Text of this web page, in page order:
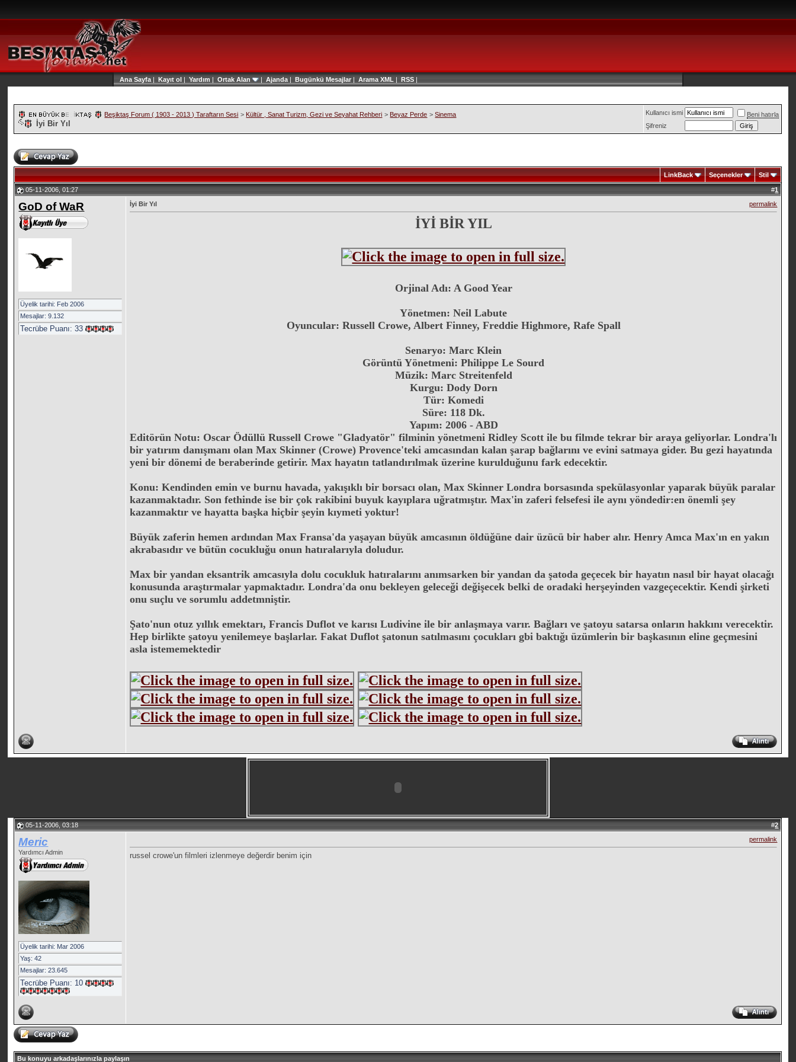
Ana Sayfa | Kayıt ol | Yardım | Ortak Alan | Ajanda | Bugünkü Mesajlar| Arama XML | RSS |
Beşiktaş Forum ( 1903 - 2013 ) Taraftarın Sesi > Kültür , Sanat Turizm, Gezi ve Seyahat Rehberi > Beyaz Perde >Sinema
İyi Bir Yıl
Kullanıcı ismi
Beni hatırla
Şifreniz
LinkBack Seçenekler Stil
05-11-2006, 01:27 #1
GoD of WaR
Üyelik tarihi: Feb 2006
Mesajlar: 9.132
Tecrübe Puanı:33
İyi Bir Yıl permalink
İYİ BİR YIL
Orjinal Adı: A Good Year
Yönetmen: Neil Labute
Oyuncular: Russell Crowe, Albert Finney, Freddie Highmore, Rafe Spall
Senaryo: Marc Klein
Görüntü Yönetmeni: Philippe Le Sourd
Müzik: Marc Streitenfeld
Kurgu: Dody Dorn
Tür: Komedi
Süre: 118 Dk.
Yapım: 2006 - ABD
Editörün Notu: Oscar Ödüllü Russell Crowe "Gladyatör" filminin yönetmeni Ridley Scott ile bu filmde tekrar bir araya geliyorlar. Londra'lı
bir yatırım danışmanı olan Max Skinner (Crowe) Provence'teki amcasından kalan şarap bağlarını ve evini satmaya gider. Bu gezi hayatında
yeni bir dönemi de beraberinde getirir. Max hayatın tatlandırılmak üzerine kurulduğunu fark edecektir.
Konu: Kendinden emin ve burnu havada, yakışıklı bir borsacı olan, Max Skinner Londra borsasında spekülasyonlar yaparak büyük paralar
kazanmaktadır. Son fethinde ise bir çok rakibini buyuk kayıplara uğratmıştır. Max'in zaferi felsefesi ile aynı yöndedir:en önemli şey
kazanmaktır ve hayatta başka hiçbir şeyin kıymeti yoktur!
Büyük zaferin hemen ardından Max Fransa'da yaşayan büyük amcasının öldüğüne dair üzücü bir haber alır. Henry Amca Max'ın en yakın
akrabasıdır ve bütün cocukluğu onun hatıralarıyla doludur.
Max bir yandan eksantrik amcasıyla dolu cocukluk hatıralarını anımsarken bir yandan da şatoda geçecek bir hayatın nasıl bir hayat olacağı
konusunda araştırmalar yapmaktadır. Londra'da onu bekleyen geleceği değişecek belki de oradaki herşeyinden vazgeçecektir. Kendi şirketi
onu suçlu ve sorumlu addetmniştir.
Şato'nun otuz yıllık emektarı, Francis Duflot ve karısı Ludivine ile bir anlaşmaya varır. Bağları ve şatoyu satarsa onların hakkını verecektir.
Hep birlikte şatoyu yenilemeye başlarlar. Fakat Duflot şatonun satılmasını çocukları gbi baktığı üzümlerin bir başkasının eline geçmesini
asla istememektedir
05-11-2006, 03:18 #2
Meric
Yardımcı Admin
Üyelik tarihi: Mar 2006
Yaş: 42
Mesajlar: 23.645
Tecrübe Puanı: 10
permalink
russel crowe'un filmleri izlenmeye değerdir benim için
Bu konuyu arkadaşlarınızla paylaşın